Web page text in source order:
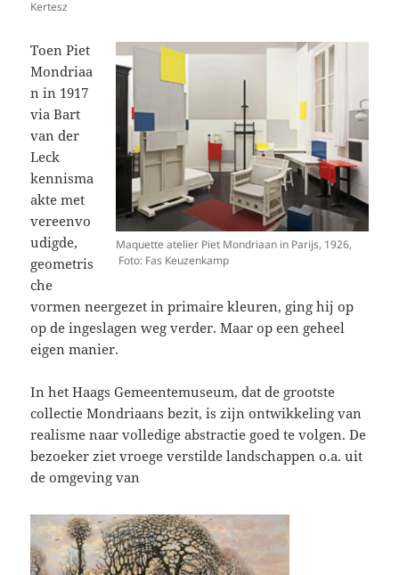
Kertesz
Maquette atelier Piet Mondriaan in Parijs, 1926,
Foto: Fas Keuzenkamp
Toen Piet
Mondriaa
n in 1917
via Bart
van der
Leck
kennisma
akte met
vereenvo
udigde,
geometris
che
vormen neergezet in primaire kleuren, ging hij op
op de ingeslagen weg verder. Maar op een geheel
eigen manier.
In het Haags Gemeentemuseum, dat de grootste
collectie Mondriaans bezit, is zijn ontwikkeling van
realisme naar volledige abstractie goed te volgen. De
bezoeker ziet vroege verstilde landschappen o.a. uit
de omgeving van